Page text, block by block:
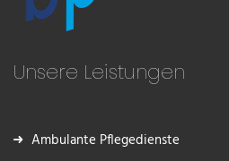
Unsere Leistungen
Ambulante Pflegedienste